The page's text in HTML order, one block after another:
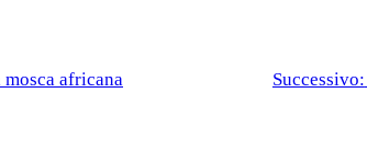
africana Successivo: